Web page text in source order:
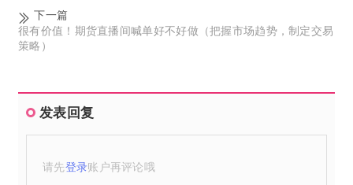
下一篇
很有价值！期货直播间喊单好不好做（把握市场趋势，制定交易
策略）
发表回复
请先登录账户再评论哦